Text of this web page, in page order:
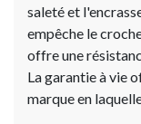
saleté et
empêche le
offre une
La garantie à vie
marque en